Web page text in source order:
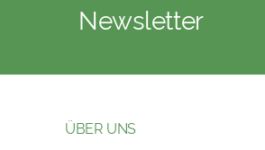
Newsletter
ÜBER UNS